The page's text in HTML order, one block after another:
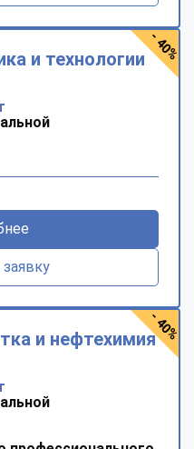
и технологии- 40%
и нефтехимия- 40%